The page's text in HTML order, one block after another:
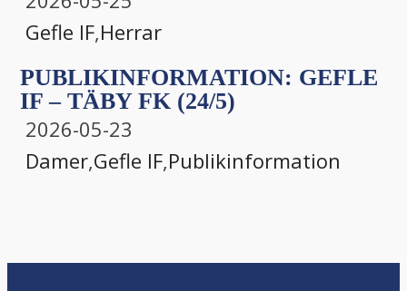
Gefle IF,Herrar
PUBLIKINFORMATION: GEFLE
IF – TÄBY FK (24/5)
2026-05-23
Damer,Gefle IF,Publikinformation